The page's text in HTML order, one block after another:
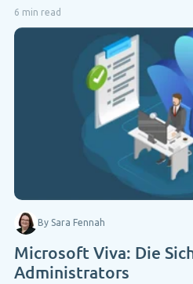
6 min read
By Sara Fennah
Microsoft Viva: Die
Administrators